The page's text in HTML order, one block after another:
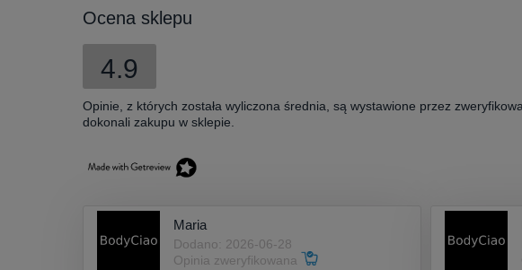
Ocena sklepu
4.9
Opinie, z których została wyliczona średnia, są wystawione przez
dokonali zakupu w sklepie.
Maria
Dodano: 2026-06-28
Opinia zweryfikowana